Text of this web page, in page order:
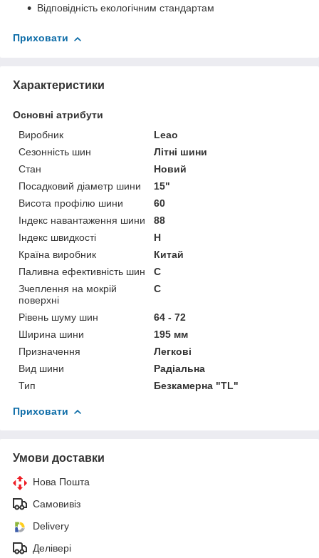
Відповідність екологічним стандартам
Приховати
Характеристики
Основні атрибути
Виробник
Leao
Сезонність шин
Літні шини
Стан
Новий
Посадковий діаметр шини
15"
Висота профілю шини
60
Індекс навантаження шини
88
Індекс швидкості
H
Країна виробник
Китай
Паливна ефективність шин
C
Зчеплення на мокрій
поверхні
C
Рівень шуму шин
64 - 72
Ширина шини
195 мм
Призначення
Легкові
Вид шини
Радіальна
Тип
Безкамерна "TL"
Приховати
Умови доставки
Нова Пошта
Самовивіз
Delivery
Делівері